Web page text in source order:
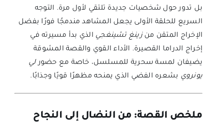
بل تدور حول شخصيات جديدة تلتقي لأول مرة. التوجه
السريع للحلقة الأولى يجعل المشاهد مندمجًا فورًا بفضل
الإخراج المتقن منزينغ تشينغجي الذي بدأ مسيرته في
إخراج الدراما القصيرة. الأداء القوي والقصة المشوقة
يضيفان لمسة سحرية للمسلسل، خاصة مع حضورلي
يونروي بشعره الفضي الذي يمنحه مظهرًا قويًا وجذابًا.
ملخص القصة: من النضال إلى النجاح